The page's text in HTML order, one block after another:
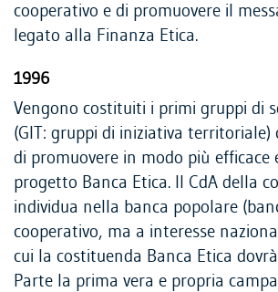
cooperativo e di promuovere il
legato alla Finanza Etica.
1996
Vengono costituiti i primi gruppi di
(GIT: gruppi di iniziativa territoriale)
di promuovere in modo più efficace
progetto Banca Etica. Il CdA della
individua nella banca popolare
cooperativo, ma a interesse
cui la costituenda Banca Etica
Parte la prima vera e propria